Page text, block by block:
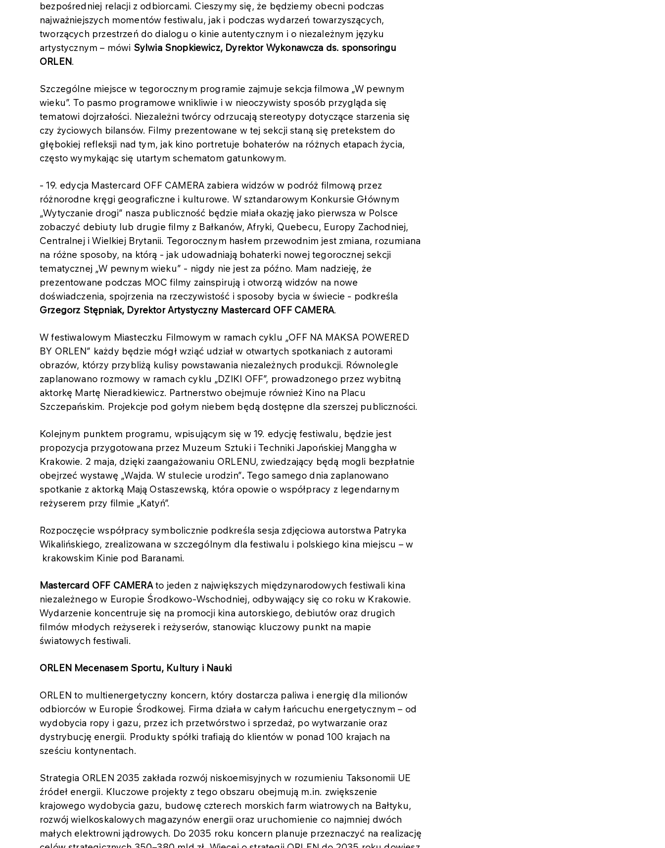
bezpośredniej relacji z odbiorcami. Cieszymy się, że będziemy obecni podczas
najważniejszych momentów festiwalu, jak i podczas wydarzeń towarzyszących,
tworzących przestrzeń do dialogu o kinie autentycznym i o niezależnym języku
artystycznym – mówi Sylwia Snopkiewicz, Dyrektor Wykonawcza ds. sponsoringu
ORLEN.
Szczególne miejsce w tegorocznym programie zajmuje sekcja filmowa „W pewnym
wieku”. To pasmo programowe wnikliwie i w nieoczywisty sposób przygląda się
tematowi dojrzałości. Niezależni twórcy odrzucają stereotypy dotyczące starzenia się
czy życiowych bilansów. Filmy prezentowane w tej sekcji staną się pretekstem do
głębokiej refleksji nad tym, jak kino portretuje bohaterów na różnych etapach życia,
często wymykając się utartym schematom gatunkowym.
- 19. edycja Mastercard OFF CAMERA zabiera widzów w podróż filmową przez
różnorodne kręgi geograficzne i kulturowe. W sztandarowym Konkursie Głównym
„Wytyczanie drogi” nasza publiczność będzie miała okazję jako pierwsza w Polsce
zobaczyć debiuty lub drugie filmy z Bałkanów, Afryki, Quebecu, Europy Zachodniej,
Centralnej i Wielkiej Brytanii. Tegorocznym hasłem przewodnim jest zmiana, rozumiana
na różne sposoby, na którą - jak udowadniają bohaterki nowej tegorocznej sekcji
tematycznej „W pewnym wieku” - nigdy nie jest za późno. Mam nadzieję, że
prezentowane podczas MOC filmy zainspirują i otworzą widzów na nowe
doświadczenia, spojrzenia na rzeczywistość i sposoby bycia w świecie - podkreśla
Grzegorz Stępniak, Dyrektor Artystyczny Mastercard OFF CAMERA.
W festiwalowym Miasteczku Filmowym w ramach cyklu „OFF NA MAKSA POWERED
BY ORLEN” każdy będzie mógł wziąć udział w otwartych spotkaniach z autorami
obrazów, którzy przybliżą kulisy powstawania niezależnych produkcji. Równolegle
zaplanowano rozmowy w ramach cyklu „DZIKI OFF”, prowadzonego przez wybitną
aktorkę Martę Nieradkiewicz. Partnerstwo obejmuje również Kino na Placu
Szczepańskim. Projekcje pod gołym niebem będą dostępne dla szerszej publiczności.
Kolejnym punktem programu, wpisującym się w 19. edycję festiwalu, będzie jest
propozycja przygotowana przez Muzeum Sztuki i Techniki Japońskiej Manggha w
Krakowie. 2 maja, dzięki zaangażowaniu ORLENU, zwiedzający będą mogli bezpłatnie
obejrzeć wystawę „Wajda. W stulecie urodzin”.Tego samego dnia zaplanowano
spotkanie z aktorką Mają Ostaszewską, która opowie o współpracy z legendarnym
reżyserem przy filmie „Katyń”.
Rozpoczęcie współpracy symbolicznie podkreśla sesja zdjęciowa autorstwa Patryka
Wikalińskiego, zrealizowana w szczególnym dla festiwalu i polskiego kina miejscu – w
krakowskim Kinie pod Baranami.
Mastercard OFF CAMERAto jeden z największych międzynarodowych festiwali kina
niezależnego w Europie Środkowo-Wschodniej, odbywający się co roku w Krakowie.
Wydarzenie koncentruje się na promocji kina autorskiego, debiutów oraz drugich
filmów młodych reżyserek i reżyserów, stanowiąc kluczowy punkt na mapie
światowych festiwali.
ORLEN Mecenasem Sportu, Kultury i Nauki
ORLEN to multienergetyczny koncern, który dostarcza paliwa i energię dla milionów
odbiorców w Europie Środkowej. Firma działa w całym łańcuchu energetycznym – od
wydobycia ropy i gazu, przez ich przetwórstwo i sprzedaż, po wytwarzanie oraz
dystrybucję energii. Produkty spółki trafiają do klientów w ponad 100 krajach na
sześciu kontynentach.
Strategia ORLEN 2035 zakłada rozwój niskoemisyjnych w rozumieniu Taksonomii UE
źródeł energii. Kluczowe projekty z tego obszaru obejmują m.in. zwiększenie
krajowego wydobycia gazu, budowę czterech morskich farm wiatrowych na Bałtyku,
rozwój wielkoskalowych magazynów energii oraz uruchomienie co najmniej dwóch
małych elektrowni jądrowych. Do 2035 roku koncern planuje przeznaczyć na realizację